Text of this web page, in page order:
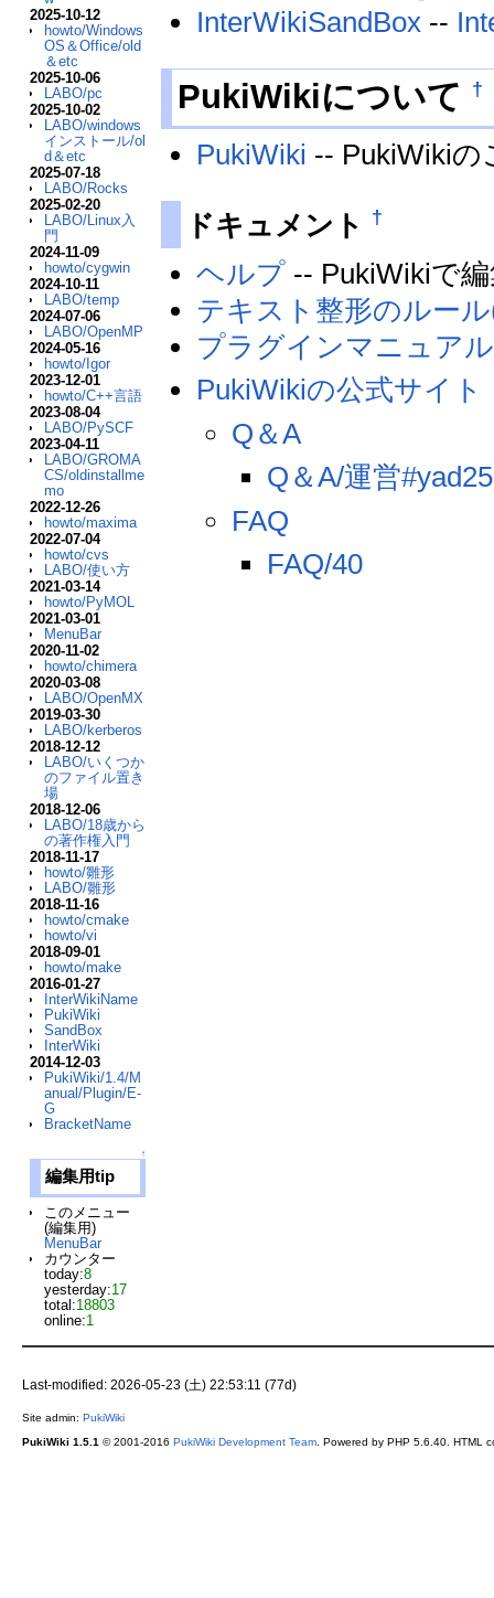
2025-10-12
howto/Windows
OS＆Office/old
＆etc
2025-10-06
LABO/pc
2025-10-02
LABO/windows
インストール/ol
d＆etc
2025-07-18
LABO/Rocks
2025-02-20
LABO/Linux入
門
2024-11-09
howto/cygwin
2024-10-11
LABO/temp
2024-07-06
LABO/OpenMP
2024-05-16
howto/Igor
2023-12-01
howto/C++言語
2023-08-04
LABO/PySCF
2023-04-11
LABO/GROMA
CS/oldinstallme
mo
2022-12-26
howto/maxima
2022-07-04
howto/cvs
LABO/使い方
2021-03-14
howto/PyMOL
2021-03-01
MenuBar
2020-11-02
howto/chimera
2020-03-08
LABO/OpenMX
2019-03-30
LABO/kerberos
2018-12-12
LABO/いくつか
のファイル置き
場
2018-12-06
LABO/18歳から
の著作権入門
2018-11-17
howto/雛形
LABO/雛形
2018-11-16
howto/cmake
howto/vi
2018-09-01
howto/make
2016-01-27
InterWikiName
PukiWiki
SandBox
InterWiki
2014-12-03
PukiWiki/1.4/M
anual/Plugin/E-
G
BracketName
↑
編集用tip
このメニュー
(編集用)
MenuBar
カウンター
today:8
yesterday:17
total:18803
online:1
InterWikiSandBox --
PukiWikiについて †
PukiWiki -- PukiWikiの
ドキュメント †
ヘルプ -- PukiWikiで
テキスト整形のルー
プラグインマニュアル
PukiWikiの公式サイト
Q＆A
Q＆A/運営
FAQ
FAQ/40
Last-modified: 2026-05-23 (土) 22:53:11 (77d)
Site admin: PukiWiki
PukiWiki 1.5.1 © 2001-2016 PukiWiki Development Team. Powered by PHP 5.6.40. HTML